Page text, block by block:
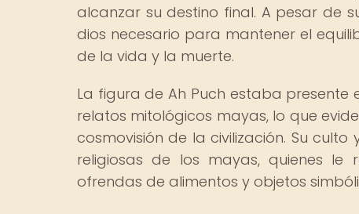
alcanzar su destino final. A pesar de
dios necesario para mantener el
de la vida y la muerte.
La figura de Ah Puch estaba presente
relatos mitológicos mayas, lo que
cosmovisión de la civilización. Su
religiosas de los mayas, quienes
ofrendas de alimentos y objetos